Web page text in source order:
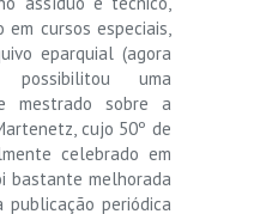
cursos especiais,
eparquial (agora
possibilitou uma
mestrado sobre a
cujo 50º de
celebrado em
bastante melhorada
periódica